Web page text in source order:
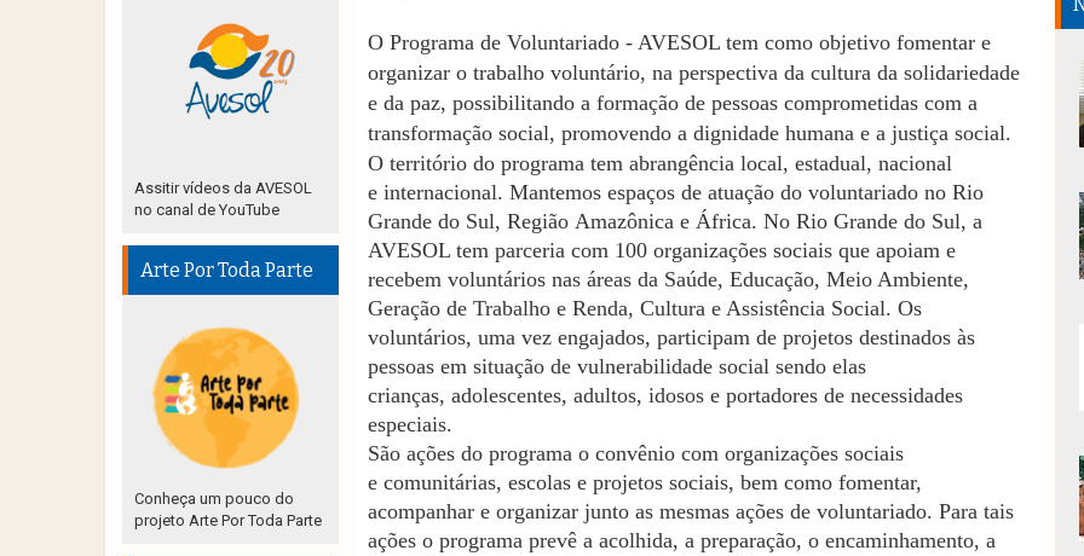
O Programa de Voluntariado - AVESOL tem como objetivo fomentar e
organizar o trabalho voluntário, na perspectiva da cultura da solidariedade
e da paz, possibilitando a formação de pessoas comprometidas com a
transformação social, promovendo a dignidade humana e a justiça social.
O território do programa tem abrangência local, estadual, nacional
e internacional. Mantemos espaços de atuação do voluntariado no Rio
Grande do Sul, Região Amazônica e África. No Rio Grande do Sul, a
AVESOL tem parceria com 100 organizações sociais que apoiame
recebem voluntários nas áreas da Saúde, Educação, Meio Ambiente,
Geração de Trabalho e Renda, Cultura e Assistência Social. Os
voluntários, uma vez engajados, participam de projetos destinados às
pessoas em situação de vulnerabilidade social sendo elas
crianças, adolescentes, adultos, idosos e portadores de necessidades
especiais.
São ações do programa o convênio com organizações sociais
e comunitárias, escolas e projetos sociais, bem como fomentar,
acompanhar e organizar junto as mesmas ações de voluntariado. Para tais
ações o programa prevê a acolhida, a preparação, o encaminhamento, a
Assitir vídeos da AVESOL
no canal de YouTube
Arte Por Toda Parte
Conheça um pouco do
projeto Arte Por Toda Parte